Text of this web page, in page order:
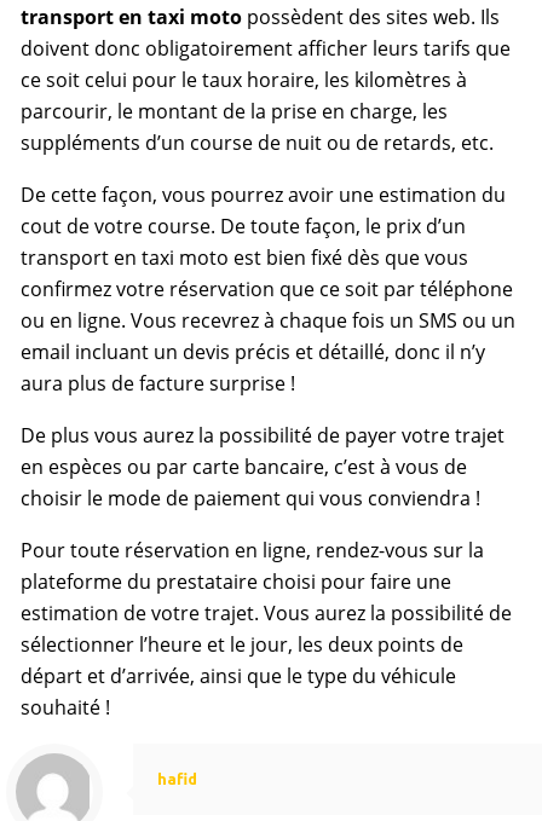
transport en taxi moto possèdent des sites web. Ils
doivent donc obligatoirement afficher leurs tarifs que
ce soit celui pour le taux horaire, les kilomètres à
parcourir, le montant de la prise en charge, les
suppléments d’un course de nuit ou de retards, etc.
De cette façon, vous pourrez avoir une estimation du
cout de votre course. De toute façon, le prix d’un
transport en taxi moto est bien fixé dès que vous
confirmez votre réservation que ce soit par téléphone
ou en ligne. Vous recevrez à chaque fois un SMS ou un
email incluant un devis précis et détaillé, donc il n’y
aura plus de facture surprise !
De plus vous aurez la possibilité de payer votre trajet
en espèces ou par carte bancaire, c’est à vous de
choisir le mode de paiement qui vous conviendra !
Pour toute réservation en ligne, rendez-vous sur la
plateforme du prestataire choisi pour faire une
estimation de votre trajet. Vous aurez la possibilité de
sélectionner l’heure et le jour, les deux points de
départ et d’arrivée, ainsi que le type du véhicule
souhaité !
hafid